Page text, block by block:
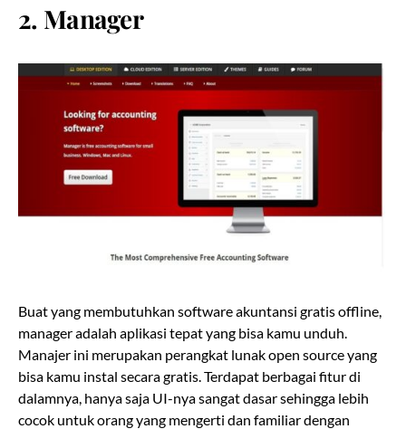
2. Manager
Buat yang membutuhkan software akuntansi gratis offline,
manager adalah aplikasi tepat yang bisa kamu unduh.
Manajer ini merupakan perangkat lunak open source yang
bisa kamu instal secara gratis. Terdapat berbagai fitur di
dalamnya, hanya saja UI-nya sangat dasar sehingga lebih
cocok untuk orang yang mengerti dan familiar dengan